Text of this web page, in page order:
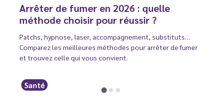
Arrêter de fumer en 2026 : quelle
méthode choisir pour réussir ?
Patchs, hypnose, laser, accompagnement, substituts…
Comparez les meilleures méthodes pour arrêter de fumer
et trouvez celle qui vous convient.
Santé